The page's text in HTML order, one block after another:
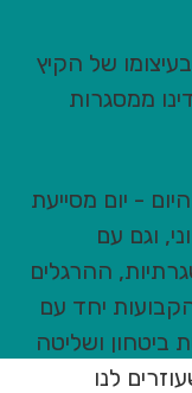
של הקיץ
ממסגרות
- יום מסייעת
וגם עם
ההרגלים
יחד עם
ביטחון ושליטה
לנו